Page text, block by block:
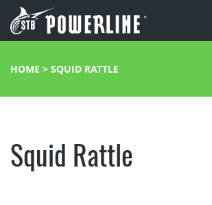
HOME > SQUID RATTLE
Squid Rattle